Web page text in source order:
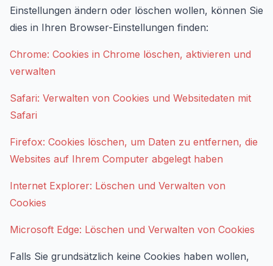
Einstellungen ändern oder löschen wollen, können Sie
dies in Ihren Browser-Einstellungen finden:
Chrome: Cookies in Chrome löschen, aktivieren und
verwalten
Safari: Verwalten von Cookies und Websitedaten mit
Safari
Firefox: Cookies löschen, um Daten zu entfernen, die
Websites auf Ihrem Computer abgelegt haben
Internet Explorer: Löschen und Verwalten von
Cookies
Microsoft Edge: Löschen und Verwalten von Cookies
Falls Sie grundsätzlich keine Cookies haben wollen,